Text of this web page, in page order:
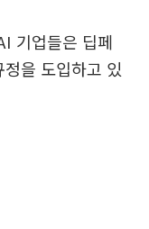
기업들은 딥페
을 도입하고 있